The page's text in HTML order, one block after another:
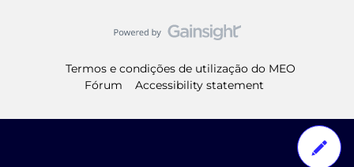
Termos e condições de utilização do MEO
Fórum
Accessibility statement